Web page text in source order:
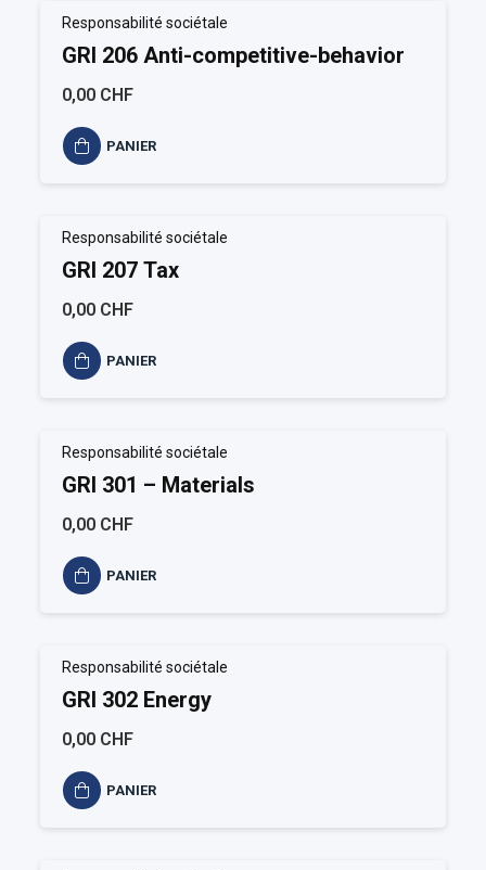
Responsabilité sociétale
GRI 206 Anti-competitive-behavior
0,00 CHF
PANIER
Responsabilité sociétale
GRI 207 Tax
0,00 CHF
PANIER
Responsabilité sociétale
GRI 301 – Materials
0,00 CHF
PANIER
Responsabilité sociétale
GRI 302 Energy
0,00 CHF
PANIER